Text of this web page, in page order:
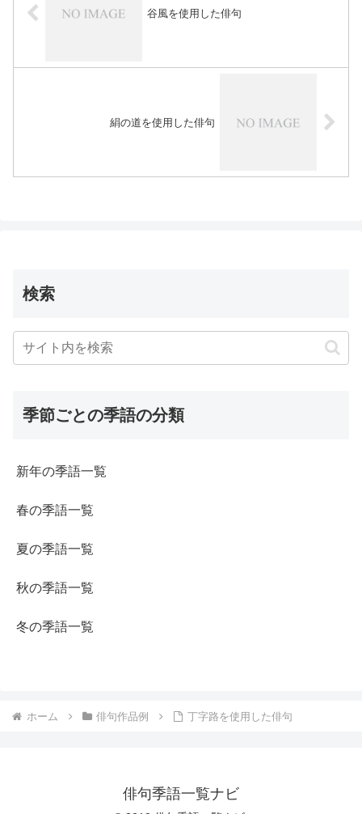
谷風を使用した俳句
絹の道を使用した俳句
検索
季節ごとの季語の分類
新年の季語一覧
春の季語一覧
夏の季語一覧
秋の季語一覧
冬の季語一覧
ホーム 俳句作品例 丁字路を使用した俳句
俳句季語一覧ナビ